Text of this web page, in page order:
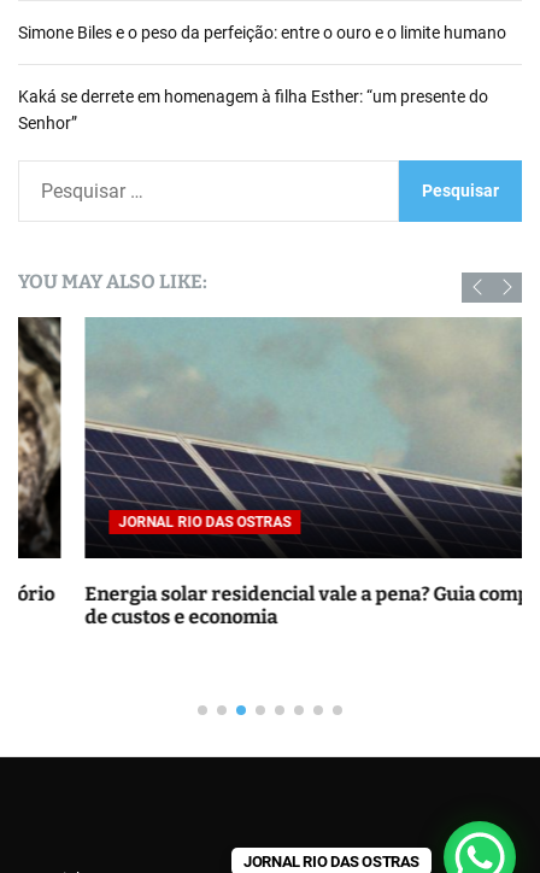
Simone Biles e o peso da perfeição: entre o ouro e o limite humano
Kaká se derrete em homenagem à filha Esther: “um presente do
Senhor”
u
i
s
a
r
p
o
r
:
YOU MAY ALSO LIKE:
JORNAL RIO DAS OSTRAS
Energia solar residencial vale a pena? Guia completo
de custos e economia
JORNAL RIO DAS OSTRAS